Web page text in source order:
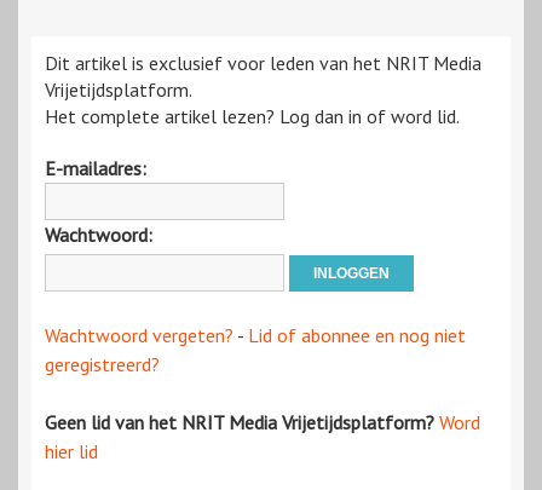
Dit artikel is exclusief voor leden van het NRIT Media
Vrijetijdsplatform.
Het complete artikel lezen? Log dan in of word lid.
E-mailadres:
Wachtwoord:
Wachtwoord vergeten? - Lid of abonnee en nog niet
geregistreerd?
Geen lid van het NRIT Media Vrijetijdsplatform? Word
hier lid